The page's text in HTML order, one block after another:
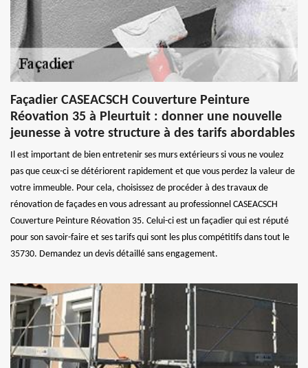
Façadier CASEACSCH Couverture Peinture
Réovation 35 à Pleurtuit : donner une nouvelle
jeunesse à votre structure à des tarifs abordables
Il est important de bien entretenir ses murs extérieurs si vous ne voulez
pas que ceux-ci se détériorent rapidement et que vous perdez la valeur de
votre immeuble. Pour cela, choisissez de procéder à des travaux de
rénovation de façades en vous adressant au professionnel CASEACSCH
Couverture Peinture Réovation 35. Celui-ci est un façadier qui est réputé
pour son savoir-faire et ses tarifs qui sont les plus compétitifs dans tout le
35730. Demandez un devis détaillé sans engagement.